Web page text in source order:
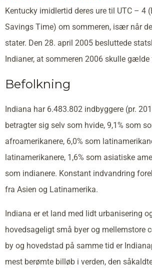
Kentucky imidlertid deres ure til UTC – 4
Savings Time) om sommeren, især når
stater. Den 28. april 2005 besluttede
Indianer, at sommeren 2006 skulle gælde
Befolkning
Indiana har 6.483.802 indbyggere (pr.
betragter sig selv som hvide, 9,1% som
afroamerikanere, 6,0% som
latinamerikanere, 1,6% som asiatiske
som indianere. Konstant indvandring
fra Asien og Latinamerika.
Indiana er et land med lidt urbanisering
hovedsageligt små byer og mellemstore
by og hovedstad på samme tid er
mest berømte billøb i verden, den